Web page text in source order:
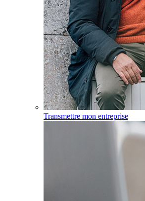
Transmettre mon entreprise